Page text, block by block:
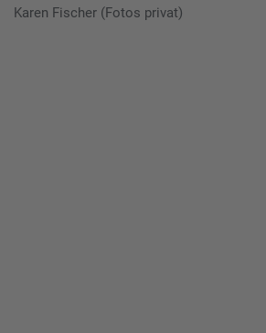
Karen Fischer (Fotos privat)